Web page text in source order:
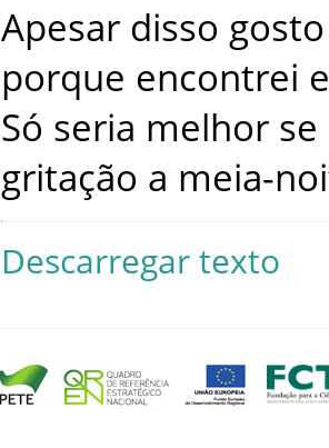
Apesar disso gosto
porque encontrei
Só seria melhor se
gritação a meia-
Descarregar texto